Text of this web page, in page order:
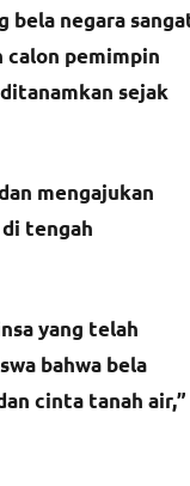
bela negara
calon pemimpin
sejak
mengajukan
tengah
yang telah
bahwa bela
cinta tanah air,”